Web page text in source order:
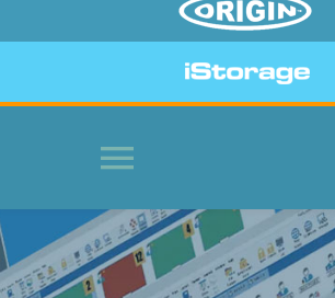
Toggle
Navigation
HOME